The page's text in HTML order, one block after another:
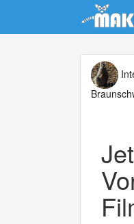
Update cookies preferences